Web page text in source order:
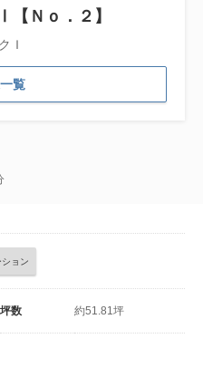
Ｎｏ．２】
Ｉ
覧
ョン
坪数 約51.81坪